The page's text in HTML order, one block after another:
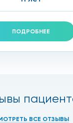
ПОДРОБНЕЕ
ВСЕ ОТЗЫВЫ